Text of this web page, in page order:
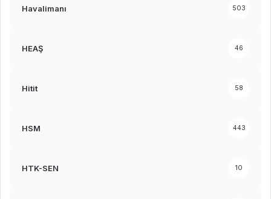
Havalimanı 503
HEAŞ 46
Hitit 58
HSM 443
HTK-SEN 10